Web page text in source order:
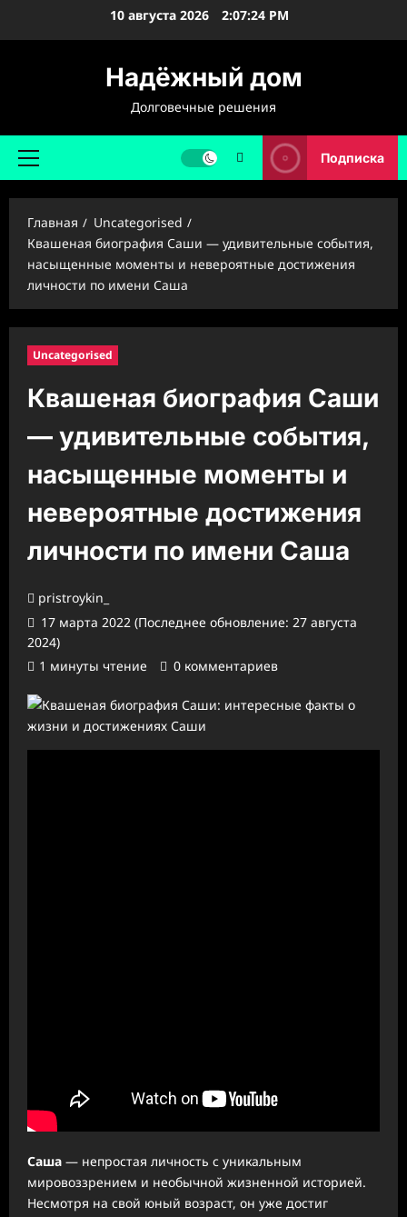
10 августа 2026 2:07:25 PM
Надёжный дом
Долговечные решения
Основное
Подписка
Главная
Uncategorised
Квашеная биография Саши — удивительные события,
насыщенные моменты и невероятные достижения
личности по имени Саша
Uncategorised
Квашеная биография Саши
— удивительные события,
насыщенные моменты и
невероятные достижения
личности по имени Саша
pristroykin_
17 марта 2022 (Последнее обновление: 27 августа
2024)
1 минуты чтение
0 комментариев
Саша — непростая личность с уникальным
мировоззрением и необычной жизненной историей.
Несмотря на свой юный возраст, он уже достиг